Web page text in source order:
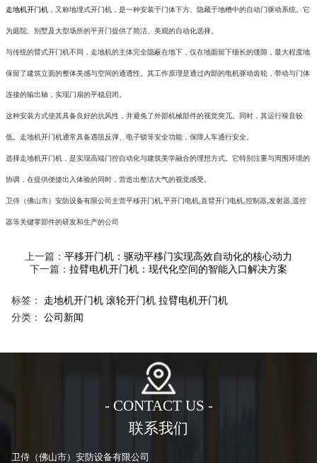
走地机开门机 ，又称地埋式开门机，是一种安装于门体下方、隐藏于地槽中的自动门驱动系统。它
为庭院、别墅及大型场所的平开门提供了简洁、美观的自动化选择。
与传统的臂式开门机不同，走地机的主体完全隐蔽在地下，仅在地面留下细长的缝隙，最大程度地
保留了建筑立面的整体美感与空间的通透性。其工作原理是通过内部的电机驱动齿轮，带动与门体
连接的输出轴，实现门扇的平稳启闭。
这种安装方式使其具备良好的抗风性，并避免了外部机械部件的视觉突兀。同时，其运行噪音较
低。走地机开门机通常具备遇阻反弹、电子锁等安全功能，保障人车通行安全。
选择走地机开门机，是实现高端门控自动化与建筑美学融合的理想方式。它特别注重与周围环境的
协调，在提供便捷出入体验的同时，营造出整洁大气的视觉感受。
卫侍（佛山市）安防设备有限公司主营平移开门机,平开门电机,直臂开门电机,控制器,发射器,遥控
器等关键零部件的研发和生产的公司
上一篇： 平移开门机：驱动平移门实现高效自动化的核心动力
下一篇： 拉臂电机开门机：现代化空间的智能入口解决方案
标签： 走地机开门机 滚轮开门机 拉臂电机开门机
分类： 公司新闻
- CONTACT US -
联系我们
卫侍（佛山市）安防设备有限公司